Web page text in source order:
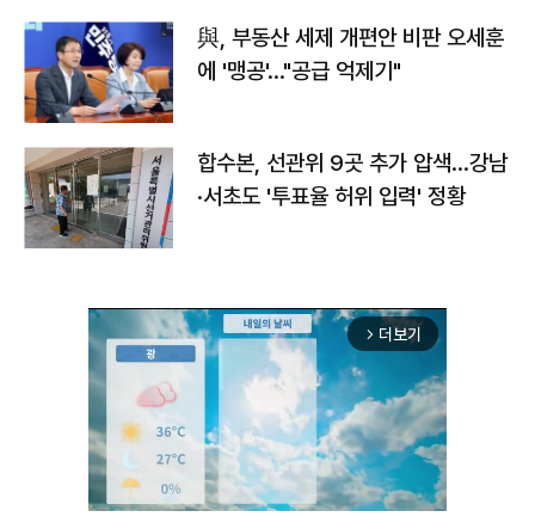
與, 부동산 세제 개편안 비판 오세훈
에 '맹공'…"공급 억제기"
합수본, 선관위 9곳 추가 압색…강남
·서초도 '투표율 허위 입력' 정황
arrow_forward_ios 더보기